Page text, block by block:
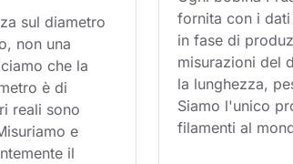
sul diametro
non una
che la
è di
reali sono
e
il
fornita con i
in fase di
misurazioni del
la lunghezza,
Siamo l'unico
filamenti al